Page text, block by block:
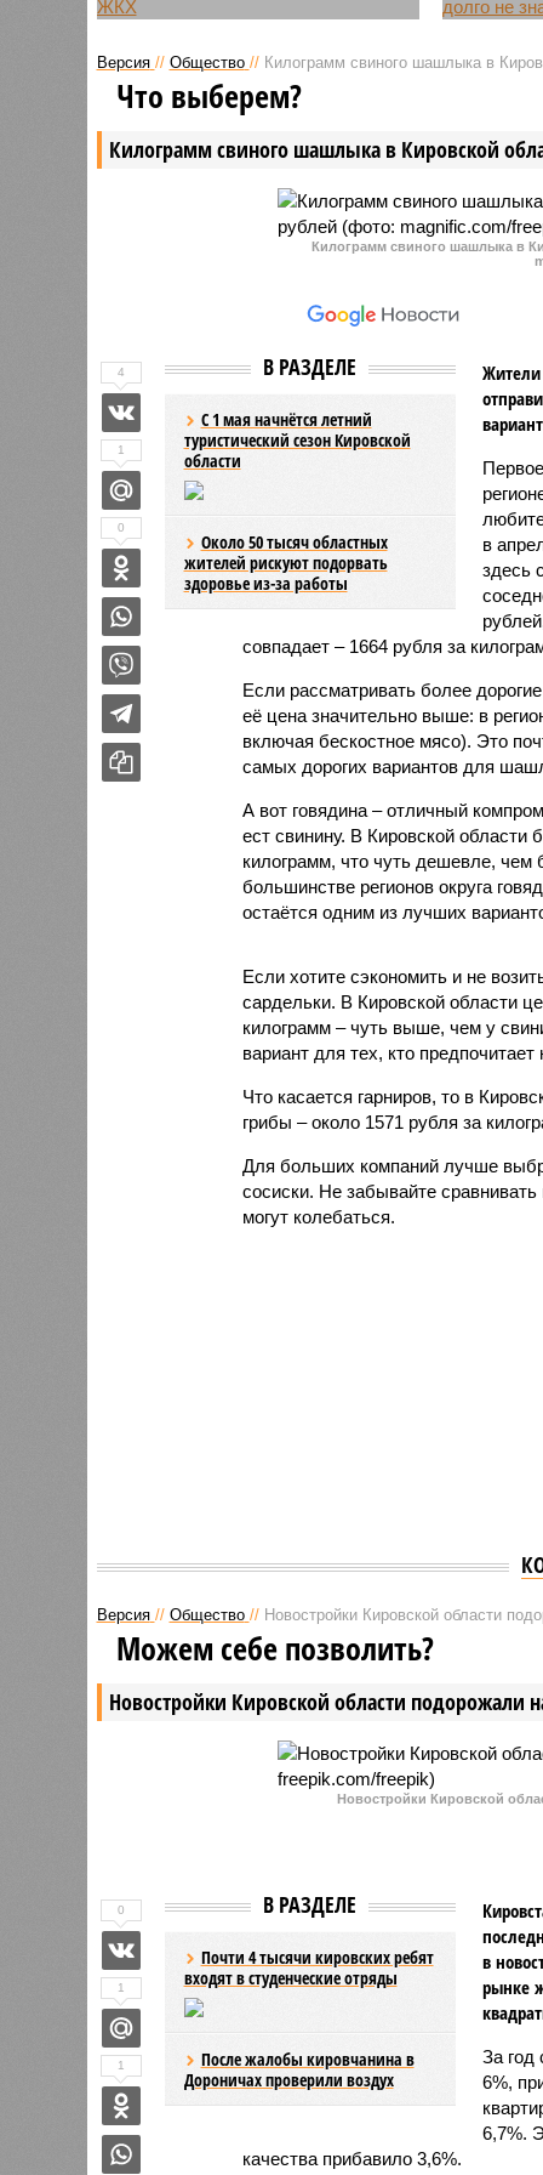
В Кировской области жителям
Водопроводной в городе Зуевка
сделают перерасчет
«новогодних» счетов за
содержание жилья и
В
2025 год
Версия // Общество // Килограмм свиного шашлыка в
Килограмм свиного шашлыка в Кировской
Что выберем?
Килограмм свиного шашлыка в
В РАЗДЕЛЕ
С 1 мая начнётся летний
туристический сезон Кировской
области
Около 50 тысяч областных
жителей рискуют подорвать
здоровье из-за работы
Жители
в
здесь
совпадает – 1664 рубля за
Если рассматривать более
её цена значительно выше: в
включая бескостное мясо). Это
самых дорогих вариантов для
А вот говядина – отличный
ест свинину. В Кировской области
килограмм, что чуть дешевле, чем
большинстве регионов округа
остаётся одним из лучших
Если хотите сэкономить и не
сардельки. В Кировской области
килограмм – чуть выше, чем у
вариант для тех, кто предпочитает
Что касается гарниров, то в
грибы – около 1571 рубля за
Для больших компаний лучше
сосиски. Не забывайте
могут колебаться.
4
1
0
Версия // Общество // Новостройки Кировской области
Новостройки Кировской области подорожали
Можем себе позволить?
Новостройки Кировской
В РАЗДЕЛЕ
Почти 4 тысячи кировских ребят
входят в студенческие отряды
После жалобы кировчанина в
Дороничах проверили воздух
в
рынке
За год
6%,
6,7%.
качества прибавило 3,6%.
0
1
1